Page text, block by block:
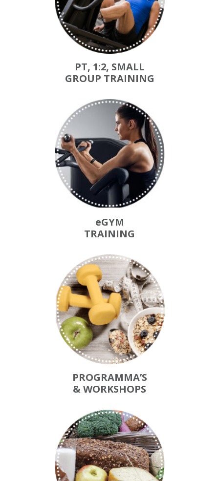
PT, 1:2, SMALL
GROUP TRAINING
eGYM
TRAINING
PROGRAMMA’S
& WORKSHOPS